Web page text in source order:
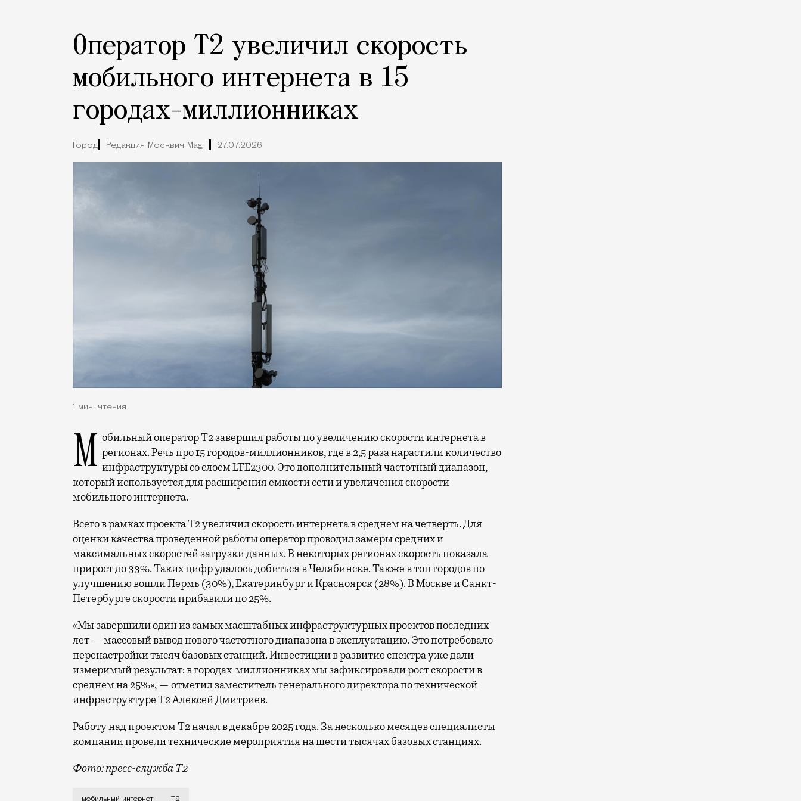
Оператор Т2 увеличил скорость
мобильного интернета в 15
городах-миллионниках
Город Редакция Москвич Mag 27.07.2026
1 мин. чтения
Мобильный оператор Т2 завершил работы по увеличению скорости интернета в регионах. Речь про 15 городов-миллионников, где в 2,5 раза нарастили количество
инфраструктуры со слоем LTE2300. Это дополнительный частотный диапазон,
который используется для расширения емкости сети и увеличения скорости
мобильного интернета.
Всего в рамках проекта Т2 увеличил скорость интернета в среднем на четверть. Для
оценки качества проведенной работы оператор проводил замеры средних и
максимальных скоростей загрузки данных. В некоторых регионах скорость показала
прирост до 33%. Таких цифр удалось добиться в Челябинске. Также в топ городов по
улучшению вошли Пермь (30%), Екатеринбург и Красноярск (28%). В Москве и Санкт-
Петербурге скорости прибавили по 25%.
«Мы завершили один из самых масштабных инфраструктурных проектов последних
лет — массовый вывод нового частотного диапазона в эксплуатацию. Это потребовало
перенастройки тысяч базовых станций. Инвестиции в развитие спектра уже дали
измеримый результат: в городах-миллионниках мы зафиксировали рост скорости в
среднем на 25%», — отметил заместитель генерального директора по технической
инфраструктуре Т2 Алексей Дмитриев.
Работу над проектом Т2 начал в декабре 2025 года. За несколько месяцев специалисты
компании провели технические мероприятия на шести тысячах базовых станциях.
Фото: пресс-служба Т2
Мобильный оператор Т2 завершил работы по увеличению скорости интернета в регионах. Речь про 15 городов-миллионников, где в 2,5 раза
мобильный интернет Т2